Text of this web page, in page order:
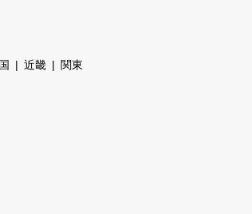
近畿 関東